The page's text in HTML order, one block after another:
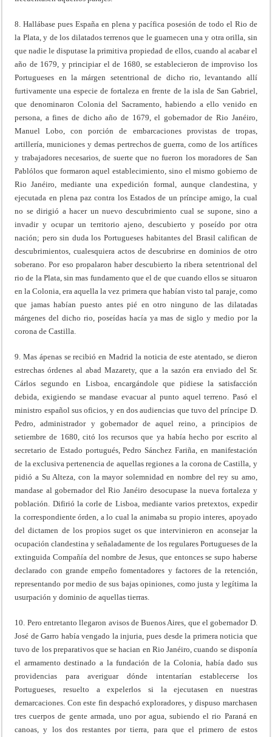
8. Hallábase pues España en plena y pacífica posesión de todo el Rio de
la Plata, y de los dilatados terrenos que le guarnecen una y otra orilla, sin
que nadie le disputase la primitiva propiedad de ellos, cuando al acabar el
año de 1679, y principiar el de 1680, se establecieron de improviso los
Portugueses en la márgen setentrional de dicho rio, levantando allí
furtivamente una especie de fortaleza en frente de la isla de San Gabriel,
que denominaron Colonia del Sacramento, habiendo a ello venido en
persona, a fines de dicho año de 1679, el gobernador de Rio Janéiro,
Manuel Lobo, con porción de embarcaciones provistas de tropas,
artillería, municiones y demas pertrechos de guerra, como de los artífices
y trabajadores necesarios, de suerte que no fueron los moradores de San
Pablólos que formaron aquel establecimiento, sino el mismo gobierno de
Rio Janéiro, mediante una expedición formal, aunque clandestina, y
ejecutada en plena paz contra los Estados de un príncipe amigo, la cual
no se dirigió a hacer un nuevo descubrimiento cual se supone, sino a
invadir y ocupar un territorio ajeno, descubierto y poseído por otra
nación; pero sin duda los Portugueses habitantes del Brasil califican de
descubrimientos, cualesquiera actos de descubrirse en dominios de otro
soberano. Por eso propalaron haber descubierto la ribera setentrional del
rio de la Plata, sin mas fundamento que el de que cuando ellos se situaron
en la Colonia, era aquella la vez primera que habían visto tal paraje, como
que jamas habían puesto antes pié en otro ninguno de las dilatadas
márgenes del dicho rio, poseídas hacía ya mas de siglo y medio por la
corona de Castilla.
9. Mas ápenas se recibió en Madrid la noticia de este atentado, se dieron
estrechas órdenes al abad Mazarety, que a la sazón era enviado del Sr.
Cárlos segundo en Lisboa, encargándole que pidiese la satisfacción
debida, exigiendo se mandase evacuar al punto aquel terreno. Pasó el
ministro español sus oficios, y en dos audiencias que tuvo del príncipe D.
Pedro, administrador y gobernador de aquel reino, a principios de
setiembre de 1680, citó los recursos que ya había hecho por escrito al
secretario de Estado portugués, Pedro Sánchez Fariña, en manifestación
de la exclusiva pertenencia de aquellas regiones a la corona de Castilla, y
pidió a Su Alteza, con la mayor solemnidad en nombre del rey su amo,
mandase al gobernador del Rio Janéiro desocupase la nueva fortaleza y
población. Difirió la corle de Lisboa, mediante varios pretextos, expedir
la correspondiente órden, a lo cual la animaba su propio interes, apoyado
del dictamen de los propios suget os que intervinieron en aconsejar la
ocupación clandestina y señaladamente de los regulares Portugueses de la
extinguida Compañía del nombre de Jesus, que entonces se supo haberse
declarado con grande empeño fomentadores y factores de la retención,
representando por medio de sus bajas opiniones, como justa y legítima la
usurpación y dominio de aquellas tierras.
10. Pero entretanto llegaron avisos de Buenos Aires, que el gobernador D.
José de Garro había vengado la injuria, pues desde la primera noticia que
tuvo de los preparativos que se hacian en Rio Janéiro, cuando se disponía
el armamento destinado a la fundación de la Colonia, había dado sus
providencias para averiguar dónde intentarían establecerse los
Portugueses, resuelto a expelerlos si la ejecutasen en nuestras
demarcaciones. Con este fin despachó exploradores, y dispuso marchasen
tres cuerpos de gente armada, uno por agua, subiendo el rio Paraná en
canoas, y los dos restantes por tierra, para que el primero de estos